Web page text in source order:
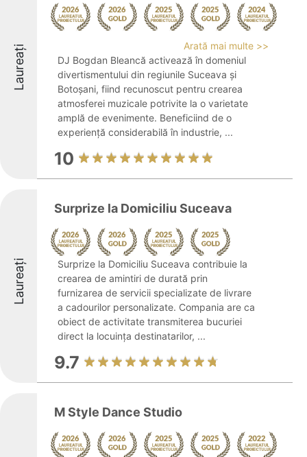
Laureați
Arată mai multe >>
DJ Bogdan Bleancă activează în domeniul
divertismentului din regiunile Suceava și
Botoșani, fiind recunoscut pentru crearea
atmosferei muzicale potrivite la o varietate
amplă de evenimente. Beneficiind de o
experiență considerabilă în industrie, ...
10
Laureați
Surprize la Domiciliu Suceava
Surprize la Domiciliu Suceava contribuie la
crearea de amintiri de durată prin
furnizarea de servicii specializate de livrare
a cadourilor personalizate. Compania are ca
obiect de activitate transmiterea bucuriei
direct la locuința destinatarilor, ...
9.7
M Style Dance Studio